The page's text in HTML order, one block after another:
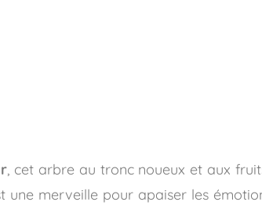
, cet arbre au tronc noueux et aux
une merveille pour apaiser les